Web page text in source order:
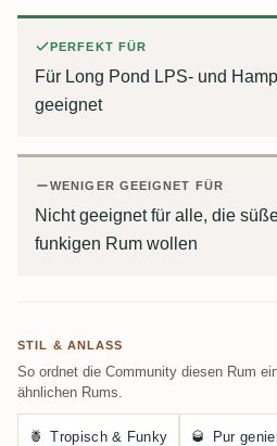
PERFEKT FÜR
Für Long Pond LPS- und
geeignet
WENIGER GEEIGNET FÜR
Nicht geeignet für alle, die
funkigen Rum wollen
STIL & ANLASS
So ordnet die Community diesen Rum
ähnlichen Rums.
🍍 Tropisch & Funky 🥃 Pur